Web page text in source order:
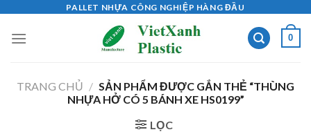
content
PALLET NHỰA CÔNG NGHIỆP HÀNG ĐẦU
0
TRANG CHỦ / SẢN PHẨM ĐƯỢC GẮN THẺ “THÙNG
NHỰA HỞ CÓ 5 BÁNH XE HS0199”
LỌC